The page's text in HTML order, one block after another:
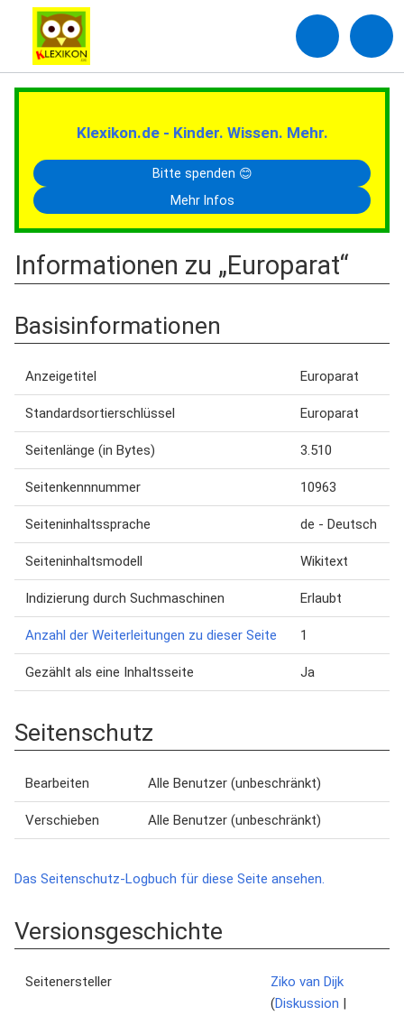
Klexikon.de - Kinder. Wissen. Mehr.
Bitte spenden 😊
Mehr Infos
Informationen zu „Europarat“
Basisinformationen
Anzeigetitel Europarat
Standardsortierschlüssel Europarat
Seitenlänge (in Bytes) 3.510
Seitenkennnummer 10963
Seiteninhaltssprache de - Deutsch
Seiteninhaltsmodell Wikitext
Indizierung durch Suchmaschinen Erlaubt
Anzahl der Weiterleitungen zu dieser Seite 1
Gezählt als eine Inhaltsseite Ja
Seitenschutz
Bearbeiten Alle Benutzer (unbeschränkt)
Verschieben Alle Benutzer (unbeschränkt)
Das Seitenschutz-Logbuch für diese Seite ansehen.
Versionsgeschichte
Seitenersteller
Ziko van Dijk
(Diskussion |